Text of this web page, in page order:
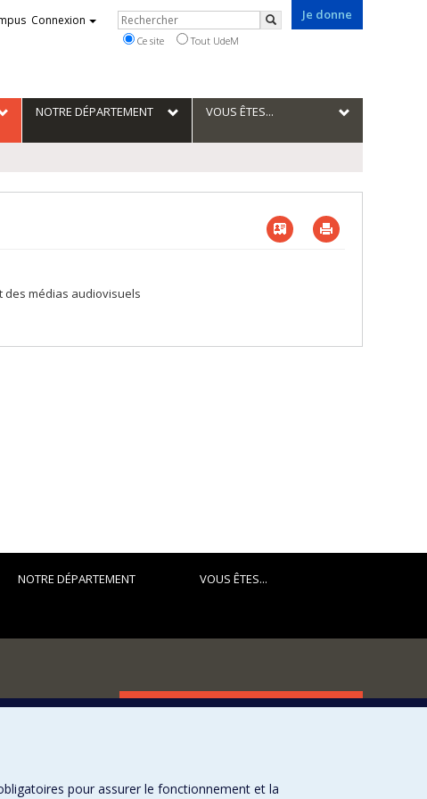
Je donne
Connexion Rechercher
Rechercher
Ce site Tout UdeM
NOTRE DÉPARTEMENT VOUS ÊTES...
Vcard
des médias audiovisuels
NOTRE DÉPARTEMENT VOUS ÊTES...
FACULTÉ DES ARTS ET DES SCIENCES
Nos programmes et cours
pour assurer le fonctionnement et la